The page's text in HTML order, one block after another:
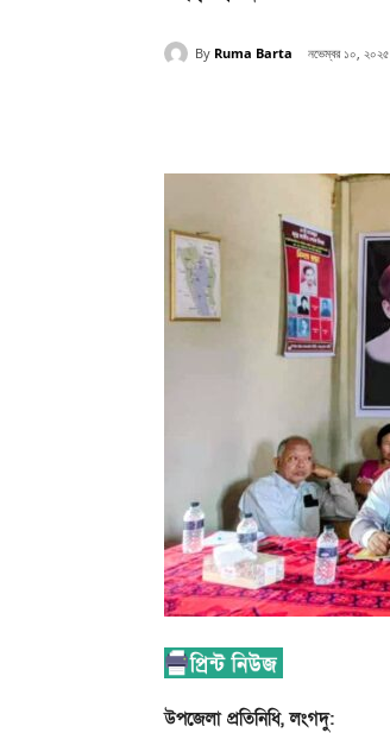
By Ruma Barta নভেম্বর ১০, ২০২৫
উপজেলা প্রতিনিধি, লংগদু: